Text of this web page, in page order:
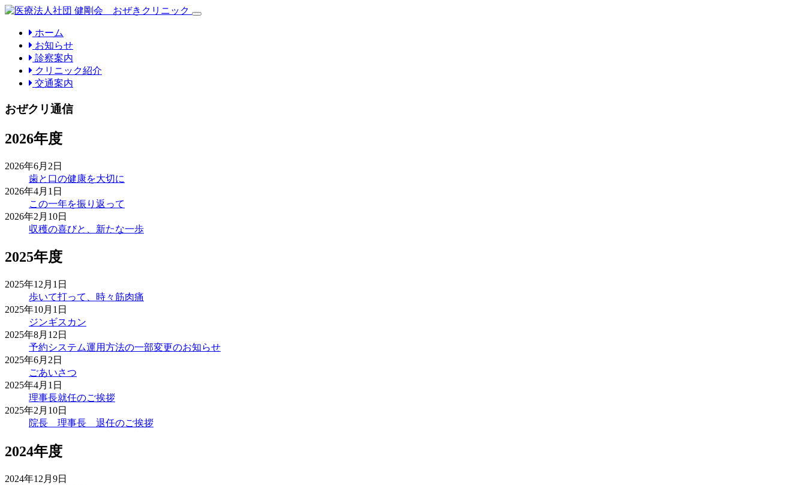
ホーム
お知らせ
診察案内
クリニック紹介
交通案内
おぜクリ通信
2026年度
2026年6月2日
歯と口の健康を大切に
2026年4月1日
この一年を振り返って
2026年2月10日
収穫の喜びと、新たな一歩
2025年度
2025年12月1日
歩いて打って、時々筋肉痛
2025年10月1日
ジンギスカン
2025年8月12日
予約システム運用方法の一部変更のお知らせ
2025年6月2日
ごあいさつ
2025年4月1日
理事長就任のご挨拶
2025年2月10日
院長 理事長 退任のご挨拶
2024年度
2024年12月9日